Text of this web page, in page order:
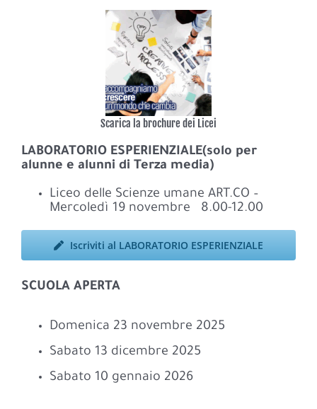
Scarica la brochure dei Licei
LABORATORIO ESPERIENZIALE(solo per
alunne e alunni di Terza media)
Liceo delle Scienze umane ART.CO –
Mercoledì 19 novembre 8.00-12.00
Iscriviti al LABORATORIO ESPERIENZIALE
SCUOLA APERTA
Domenica 23 novembre 2025
Sabato 13 dicembre 2025
Sabato 10 gennaio 2026